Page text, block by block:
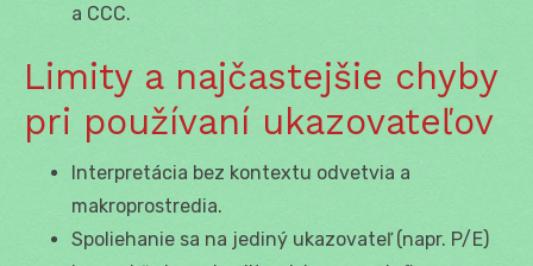
a CCC.
Limity a najčastejšie chyby
pri používaní ukazovateľov
Interpretácia bez kontextu odvetvia a
makroprostredia.
Spoliehanie sa na jediný ukazovateľ (napr. P/E)